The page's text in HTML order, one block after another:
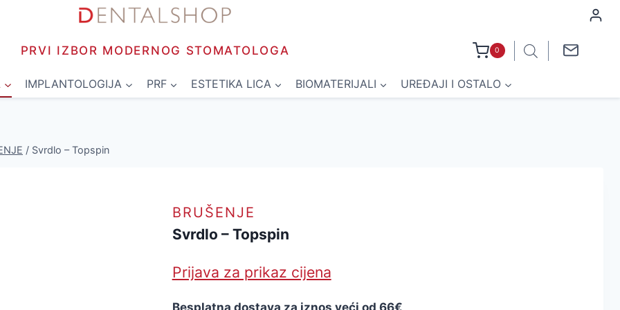
PRVI IZBOR MODERNOG STOMATOLOGA 0
IMPLANTOLOGIJA PRF ESTETIKA LICA BIOMATERIJALI UREĐAJI I OSTALO
/ Svrdlo – Topspin
BRUŠENJE
Svrdlo – Topspin
Prijava za prikaz cijena
Besplatna dostava za iznos veći od 66€